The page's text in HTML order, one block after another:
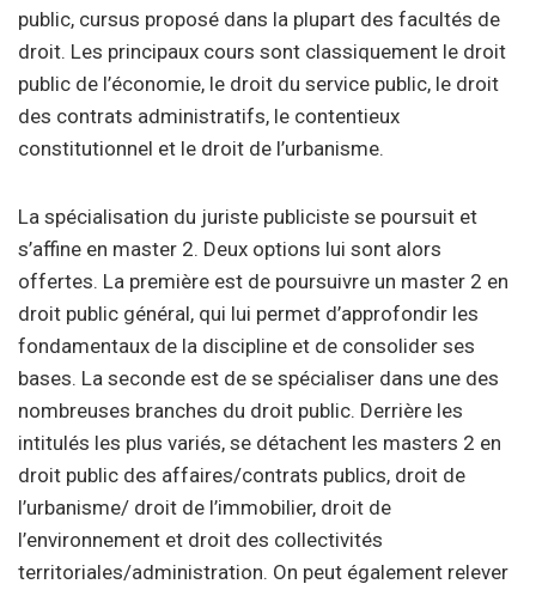
public, cursus proposé dans la plupart des facultés de
droit. Les principaux cours sont classiquement le droit
public de l’économie, le droit du service public, le droit
des contrats administratifs, le contentieux
constitutionnel et le droit de l’urbanisme.
La spécialisation du juriste publiciste se poursuit et
s’affine en master 2. Deux options lui sont alors
offertes. La première est de poursuivre un master 2 en
droit public général, qui lui permet d’approfondir les
fondamentaux de la discipline et de consolider ses
bases. La seconde est de se spécialiser dans une des
nombreuses branches du droit public. Derrière les
intitulés les plus variés, se détachent les masters 2 en
droit public des affaires/contrats publics, droit de
l’urbanisme/ droit de l’immobilier, droit de
l’environnement et droit des collectivités
territoriales/administration. On peut également relever